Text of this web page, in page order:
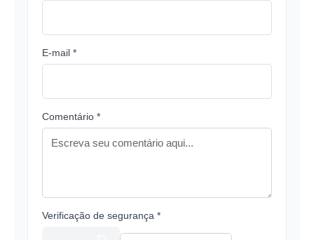
E-mail *
Comentário *
Verificação de segurança *